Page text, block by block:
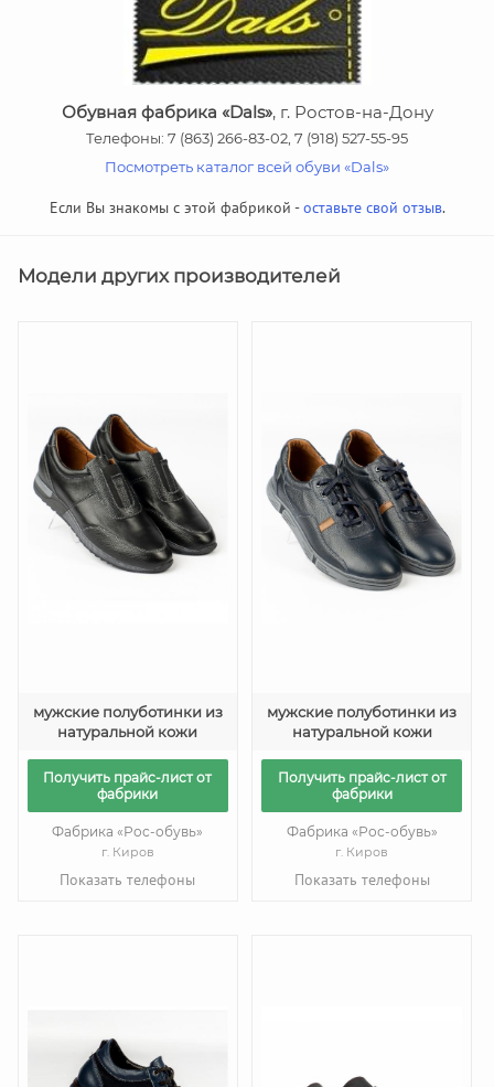
Обувная фабрика «Dals», г. Ростов-на-Дону
Телефоны: 7 (863) 266-83-02, 7 (918) 527-55-95
Посмотреть каталог всей обуви «Dals»
Если Вы знакомы с этой фабрикой -оставьте свой отзыв.
Модели других производителей
мужские полуботинки из
натуральной кожи
Получить прайс-лист от
фабрики
Фабрика «Рос-обувь»
г. Киров
Показать телефоны
мужские полуботинки из
натуральной кожи
Получить прайс-лист от
фабрики
Фабрика «Рос-обувь»
г. Киров
Показать телефоны